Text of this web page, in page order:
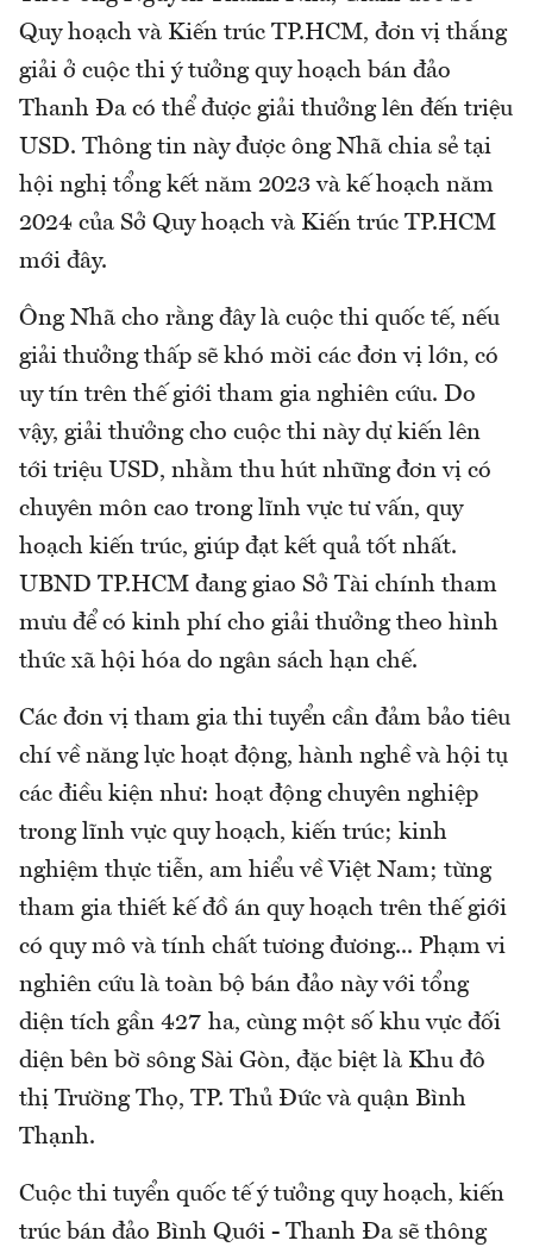
Quy hoạch và Kiến trúc TP.HCM, đơn vị thắng
giải ở cuộc thi ý tưởng quy hoạch bán đảo
Thanh Đa có thể được giải thưởng lên đến triệu
USD. Thông tin này được ông Nhã chia sẻ tại
hội nghị tổng kết năm 2023 và kế hoạch năm
2024 của Sở Quy hoạch và Kiến trúc TP.HCM
mới đây.
Ông Nhã cho rằng đây là cuộc thi quốc tế, nếu
giải thưởng thấp sẽ khó mời các đơn vị lớn, có
uy tín trên thế giới tham gia nghiên cứu. Do
vậy, giải thưởng cho cuộc thi này dự kiến lên
tới triệu USD, nhằm thu hút những đơn vị có
chuyên môn cao trong lĩnh vực tư vấn, quy
hoạch kiến trúc, giúp đạt kết quả tốt nhất.
UBND TP.HCM đang giao Sở Tài chính tham
mưu để có kinh phí cho giải thưởng theo hình
thức xã hội hóa do ngân sách hạn chế.
Các đơn vị tham gia thi tuyển cần đảm bảo tiêu
chí về năng lực hoạt động, hành nghề và hội tụ
các điều kiện như: hoạt động chuyên nghiệp
trong lĩnh vực quy hoạch, kiến trúc; kinh
nghiệm thực tiễn, am hiểu về Việt Nam; từng
tham gia thiết kế đồ án quy hoạch trên thế giới
có quy mô và tính chất tương đương... Phạm vi
nghiên cứu là toàn bộ bán đảo này với tổng
diện tích gần 427 ha, cùng một số khu vực đối
diện bên bờ sông Sài Gòn, đặc biệt là Khu đô
thị Trường Thọ, TP. Thủ Đức và quận Bình
Thạnh.
Cuộc thi tuyển quốc tế ý tưởng quy hoạch, kiến
trúc bán đảo Bình Quới - Thanh Đa sẽ thông